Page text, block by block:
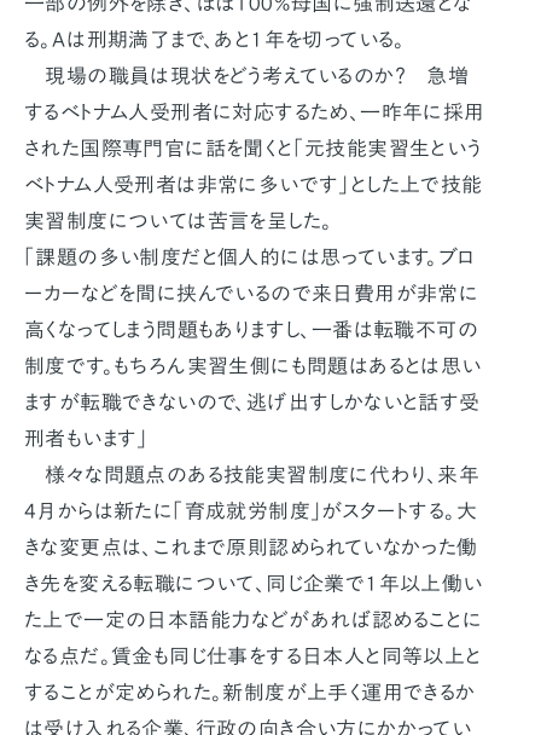
る。Ａは刑期満了まで、あと１年を切っている。
現場の職員は現状をどう考えているのか？ 急増
するベトナム人受刑者に対応するため、一昨年に採用
された国際専門官に話を聞くと「元技能実習生という
ベトナム人受刑者は非常に多いです」とした上で技能
実習制度については苦言を呈した。
「課題の多い制度だと個人的には思っています。ブロ
ーカーなどを間に挟んでいるので来日費用が非常に
高くなってしまう問題もありますし、一番は転職不可の
制度です。もちろん実習生側にも問題はあるとは思い
ますが転職できないので、逃げ出すしかないと話す受
刑者もいます」
様々な問題点のある技能実習制度に代わり、来年
4月からは新たに「育成就労制度」がスタートする。大
きな変更点は、これまで原則認められていなかった働
き先を変える転職について、同じ企業で１年以上働い
た上で一定の日本語能力などがあれば認めることに
なる点だ。賃金も同じ仕事をする日本人と同等以上と
することが定められた。新制度が上手く運用できるか
は受け入れる企業、行政の向き合い方にかかってい